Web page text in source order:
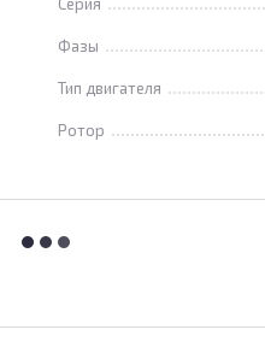
Фазы
Тип двигателя
Ротор